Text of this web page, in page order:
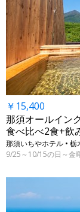
￥15,400
那須オールイン
食べ比べ2食+飲
那須いちやホテル • 栃
9/25～10/15の日～金